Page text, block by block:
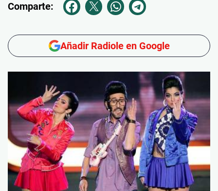
Comparte:
Añadir Radiole en Google